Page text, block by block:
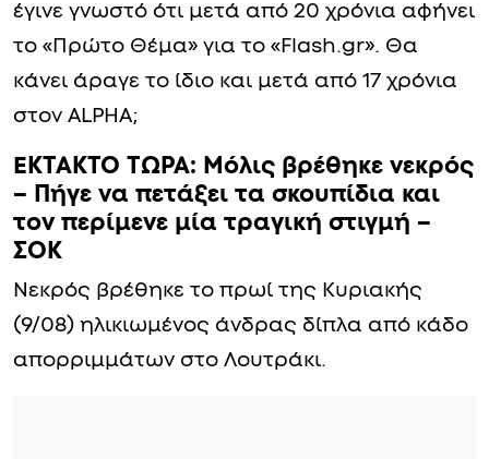
έγινε γνωστό ότι μετά από 20 χρόνια αφήνει
το «Πρώτο Θέμα» για το «Flash.gr». Θα
κάνει άραγε το ίδιο και μετά από 17 χρόνια
στον ALPHA;
ΕΚΤΑΚΤΟ ΤΩΡΑ: Μόλις βρέθηκε νεκρός
– Πήγε να πετάξει τα σκουπίδια και
τον περίμενε μία τραγική στιγμή –
ΣΟΚ
Νεκρός βρέθηκε το πρωί της Κυριακής
(9/08) ηλικιωμένος άνδρας δίπλα από κάδο
απορριμμάτων στο Λουτράκι.